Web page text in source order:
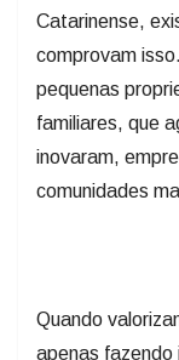
Catarinense,
comprovam
pequenas
familiares, que
inovaram,
comunidades
Quando
apenas